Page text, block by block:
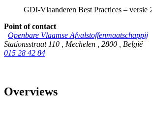
GDI-Vlaanderen Best Practices – versie
Point of contact
Openbare Vlaamse Afvalstoffenmaatschappij
Stationsstraat 110
Mechelen 2800
België
015 28 42 84
Overviews